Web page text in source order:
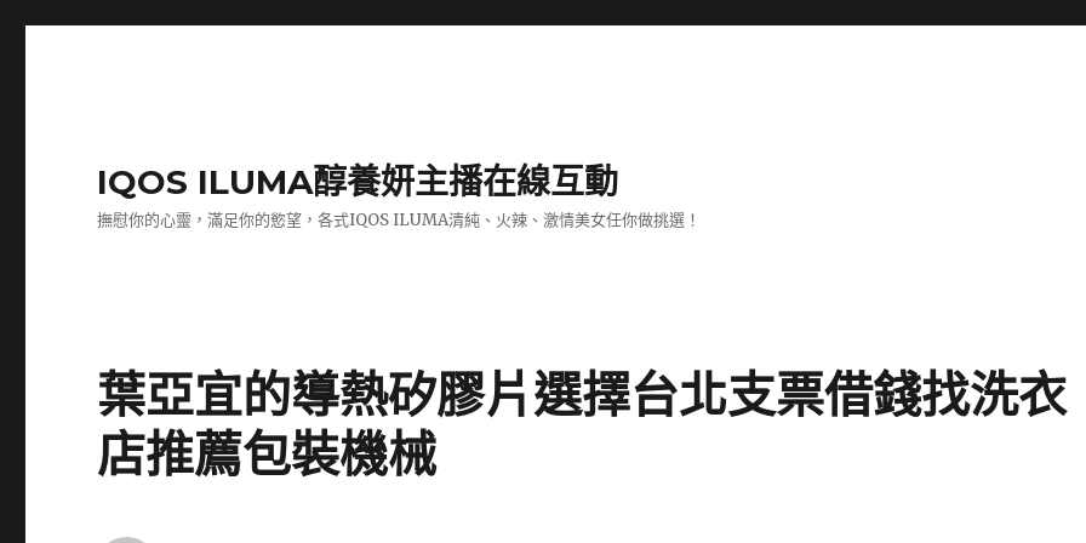
IQOS ILUMA醇養妍主播在線互動
撫慰你的心靈，滿足你的慾望，各式IQOS ILUMA清純、火辣、激情美女任你做挑選！
葉亞宜的導熱矽膠片選擇台北支票借錢找洗衣
店推薦包裝機械